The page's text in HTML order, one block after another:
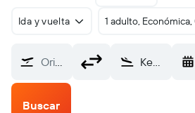
Ida y vuelta 1 adulto,
Origen Keewaywin (KEW)
Buscar